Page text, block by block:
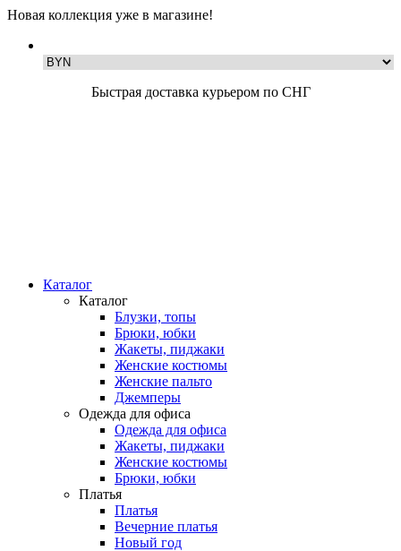
Новая коллекция уже в магазине!
Быстрая доставка курьером по СНГ
Каталог
Каталог
Блузки, топы
Брюки, юбки
Жакеты, пиджаки
Женские костюмы
Женские пальто
Джемперы
Одежда для офиса
Одежда для офиса
Жакеты, пиджаки
Женские костюмы
Брюки, юбки
Платья
Платья
Вечерние платья
Новый год